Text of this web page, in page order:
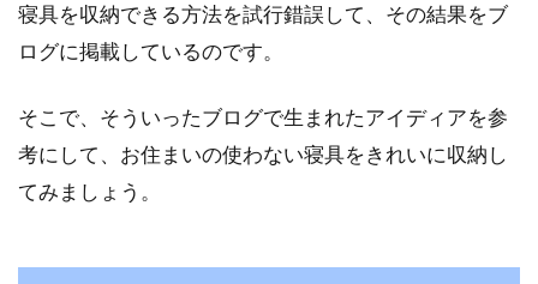
マンション等のリビングの家具の上
手な配置で快適な空間作り
マンション等のリビングに置く、家具の配置に
ついて悩んだことはありませんか!？リビング
寝具を収納できる方法を試行錯誤して、その結果をブ
ログに掲載しているのです。
そこで、そういったブログで生まれたアイディアを参
考にして、お住まいの使わない寝具をきれいに収納し
てみましょう。